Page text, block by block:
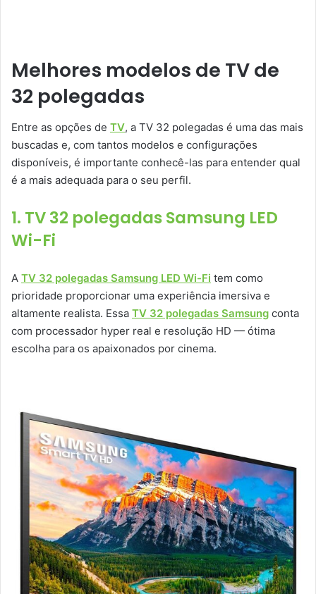
Melhores modelos de TV de
32 polegadas
Entre as opções de TV, a TV 32 polegadas é uma das mais
buscadas e, com tantos modelos e configurações
disponíveis, é importante conhecê-las para entender qual
é a mais adequada para o seu perfil.
1. TV 32 polegadas Samsung LED
Wi-Fi
A TV 32 polegadas Samsung LED Wi-Fi tem como
prioridade proporcionar uma experiência imersiva e
altamente realista. Essa TV 32 polegadas Samsung conta
com processador hyper real e resolução HD — ótima
escolha para os apaixonados por cinema.